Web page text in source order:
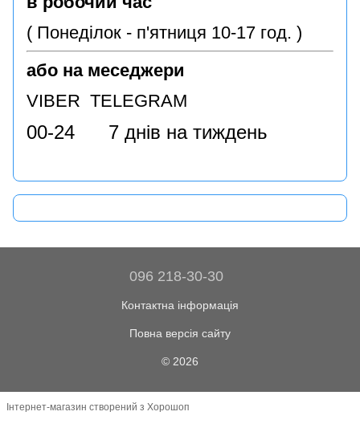
( Понеділок - п'ятниця 10-17 год. )
або на меседжери
VIBER TELEGRAM
00-24 7 днів на тиждень
096 218-30-30
Контактна інформація
Повна версія сайту
© 2026
Інтернет-магазин створений з Хорошоп